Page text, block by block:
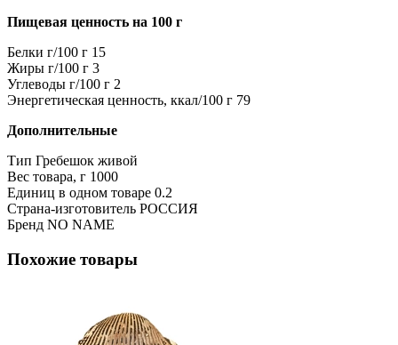
Пищевая ценность на 100 г
Белки г/100 г 15
Жиры г/100 г 3
Углеводы г/100 г 2
Энергетическая ценность, ккал/100 г 79
Дополнительные
Тип Гребешок живой
Вес товара, г 1000
Единиц в одном товаре 0.2
Страна-изготовитель РОССИЯ
Бренд NO NAME
Похожие товары